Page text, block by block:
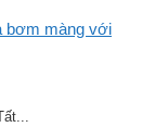
bơm màng với